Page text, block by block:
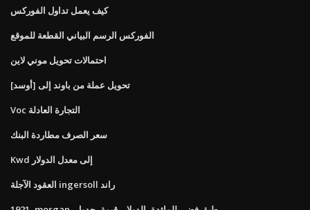
كيف يعمل تداول الفوركس
الفوركس الرسم البياني القطعة للموقع
احتمالات تحويل موني لاين
تحويل عملة من باوند إلى [أوسد]
Voc التجارة العادلة
سعر الصرف مطاردة البنك
Kwd إلى معدل الدولار
العقود الآجلة ingersoll راند